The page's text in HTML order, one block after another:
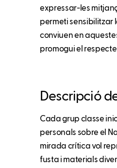
expressar-les
permeti sensibilitzar
conviuen en
promogui el
Descripció
Cada grup classe
personals sobre el
mirada crítica vol
fusta i materials